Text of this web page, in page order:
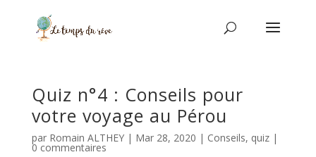
Quiz n°4 : Conseils pour
votre voyage au Pérou
par Romain ALTHEY| Mar 28, 2020 | Conseils, quiz|
0 commentaires